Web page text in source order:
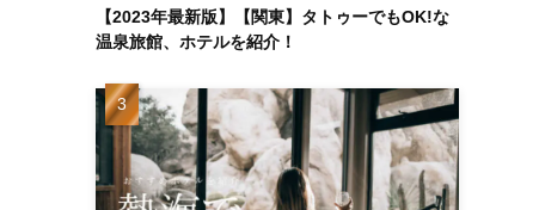
【2023年最新版】【関東】タトゥーでもOK!な
温泉旅館、ホテルを紹介！